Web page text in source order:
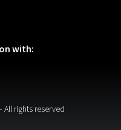
rights reserved
with: